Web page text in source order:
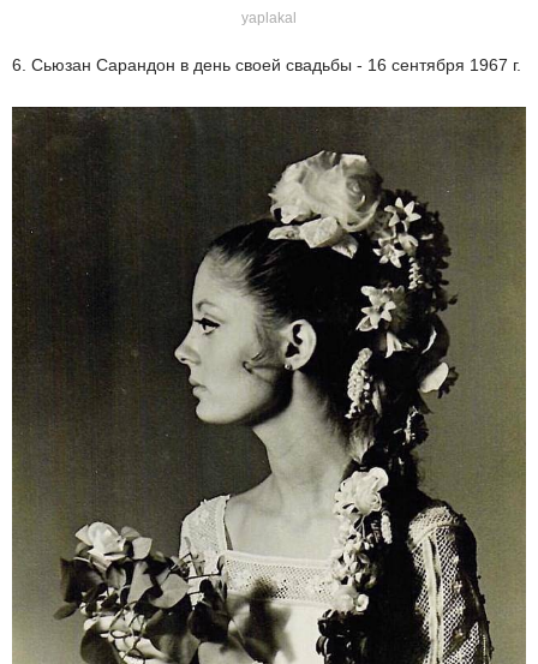
yaplakal
6. Сьюзан Сарандон в день своей свадьбы - 16 сентября 1967 г.